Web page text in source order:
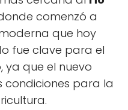
comenzó a
que hoy
fue clave para el
ya que el nuevo
condiciones para la